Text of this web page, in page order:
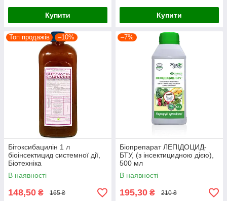
Купити Купити
Топ продажів –10%
Бітоксибацилін 1 л
біоінсектицид системної дії,
Біотехніка
В наявності
148,50 ₴ 165 ₴
–7%
Біопрепарат ЛЕПІДОЦИД-
БТУ, (з інсектицидною дією),
500 мл
В наявності
195,30 ₴ 210 ₴